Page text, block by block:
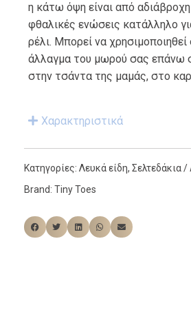
η κάτω όψη είναι από
φθαλικές ενώσεις κατάλληλο
ρέλι. Μπορεί να χρησιμοποιηθεί
άλλαγμα του μωρού σας επάνω
στην τσάντα της μαμάς, στο
Χαρακτηριστικά
Κατηγορίες: Λευκά είδη, Σελτεδάκια /
Brand: Tiny Toes